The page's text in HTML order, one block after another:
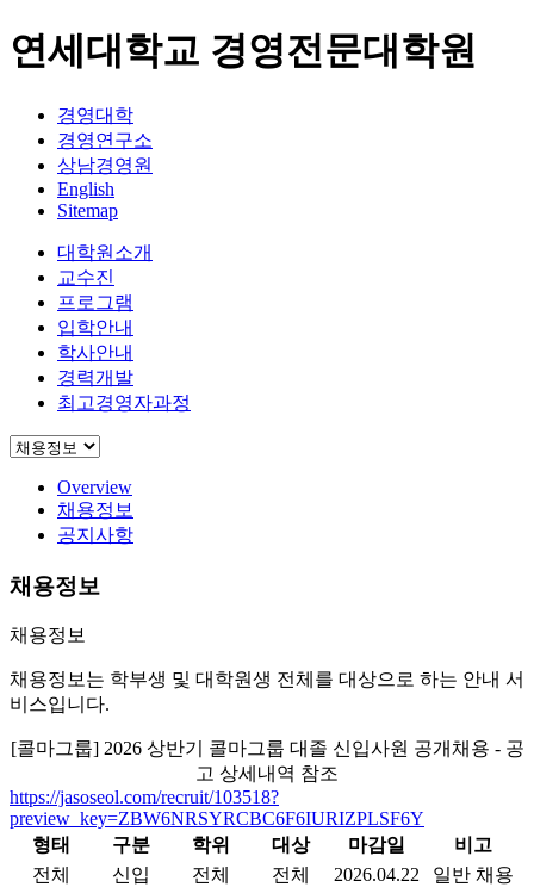
연세대학교 경영전문대학원
경영대학
경영연구소
상남경영원
English
Sitemap
대학원소개
교수진
프로그램
입학안내
학사안내
경력개발
최고경영자과정
Overview
채용정보
공지사항
채용정보
채용정보
채용정보는 학부생 및 대학원생 전체를 대상으로 하는 안내 서
비스입니다.
[콜마그룹] 2026 상반기 콜마그룹 대졸 신입사원 공개채용 - 공
고 상세내역 참조
https://jasoseol.com/recruit/103518?
preview_key=ZBW6NRSYRCBC6F6IURIZPLSF6Y
형태
구분 학위 대상 마감일
비고
전체
신입 전체 전체 2026.04.22 일반 채용